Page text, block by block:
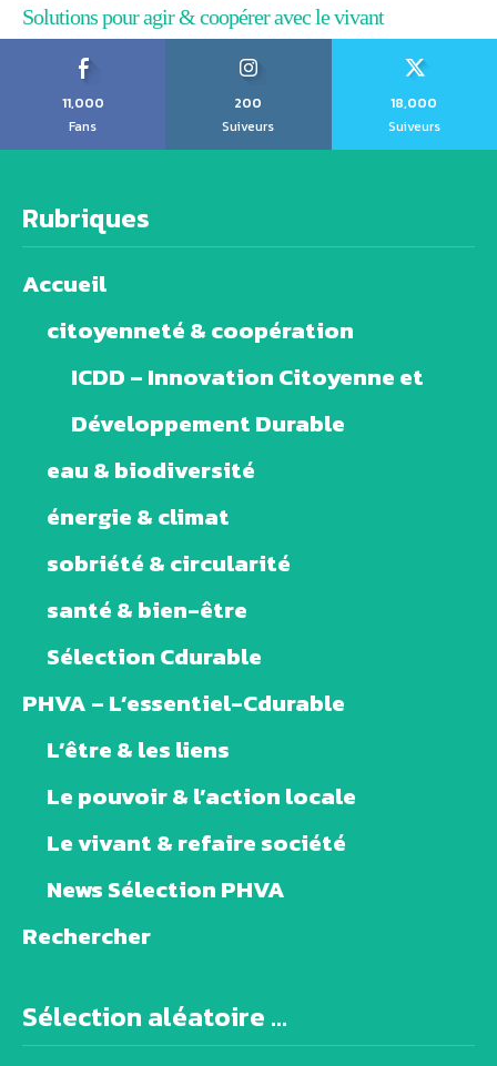
Solutions pour agir & coopérer avec le vivant
11,000
Fans
200
Suiveurs
18,000
Suiveurs
Rubriques
Accueil
citoyenneté & coopération
ICDD – Innovation Citoyenne et
Développement Durable
eau & biodiversité
énergie & climat
sobriété & circularité
santé & bien-être
Sélection Cdurable
PHVA – L’essentiel-Cdurable
L’être & les liens
Le pouvoir & l’action locale
Le vivant & refaire société
News Sélection PHVA
Rechercher
Sélection aléatoire ...